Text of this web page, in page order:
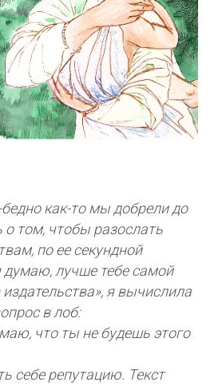
бедно как-то мы добрели до
о том, чтобы разослать
по ее секундной
думаю, лучше тебе самой
я вычислила
в лоб:
что ты не будешь этого
себе репутацию. Текст